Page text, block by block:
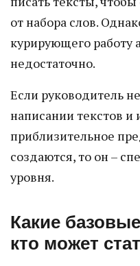
от набора слов.
курирующего работу
недостаточно.
Если руководитель
написании текстов и
приблизительное
создаются, то он –
уровня.
Какие
кто может